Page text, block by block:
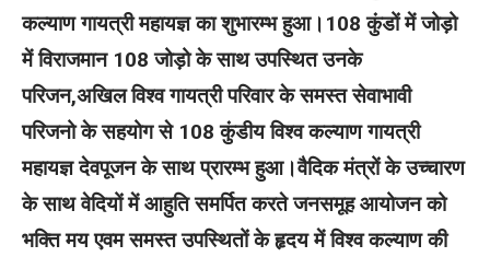
कल्याण गायत्री महायज्ञ का शुभारम्भ हुआ।108 कुंडों में जोड़ो
में विराजमान 108 जोड़ो के साथ उपस्थित उनके
परिजन,अखिल विश्व गायत्री परिवार के समस्त सेवाभावी
परिजनो के सहयोग से 108 कुंडीय विश्व कल्याण गायत्री
महायज्ञ देवपूजन के साथ प्रारम्भ हुआ।वैदिक मंत्रों के उच्चारण
के साथ वेदियों में आहुति समर्पित करते जनसमूह आयोजन को
भक्ति मय एवम समस्त उपस्थितों के हृदय में विश्व कल्याण की